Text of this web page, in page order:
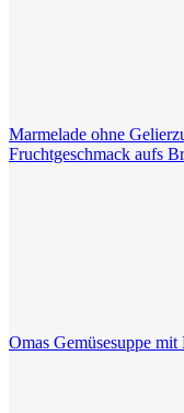
Marmelade ohne
Fruchtgeschmack aufs
Omas Gemüsesuppe mit